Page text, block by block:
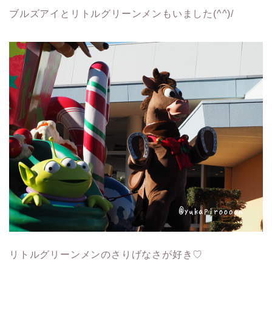
ブルズアイとリトルグリーンメンもいました(^^)/
リトルグリーンメンのさりげなさが好き♡